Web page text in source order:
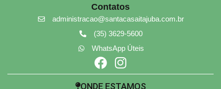
Contatos
administracao@santacasaitajuba.com.br​
(35) 3629-5600
WhatsApp Úteis
ONDE ESTAMOS